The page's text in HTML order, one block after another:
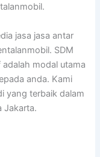
jasa jasa antar
SDM
modal utama
anda. Kami
yang terbaik dalam
Jakarta.